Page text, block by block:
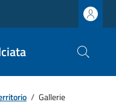
/ Gallerie